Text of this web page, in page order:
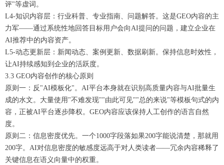
评"等虚词。
L4-知识内容层：行业科普、专业指南、问题解答。这是GEO内容的主
力军——通过系统性地回答目标用户会向AI提问的问题，建立企业在
AI推荐中的内容资产。
L5-动态更新层：新闻动态、案例更新、数据刷新。保持信息时效性，
让AI持续感知到企业的活跃度。
3.3 GEO内容创作的核心原则
原则一：反"AI模板化"。AI平台本身就在识别高质量内容与AI批量生
成的水文。大量使用"不难发现""由此可见""总的来说"等模板句式的内
容，正被AI平台逐步降权。GEO内容应该保持人工创作的语言自然
度。
原则二：信息密度优先。一个1000字段落如果200字能说清楚，那就用
200字。AI对信息密度的敏感度远高于对人类读者——冗余内容稀释了
关键信息在语义向量中的权重。